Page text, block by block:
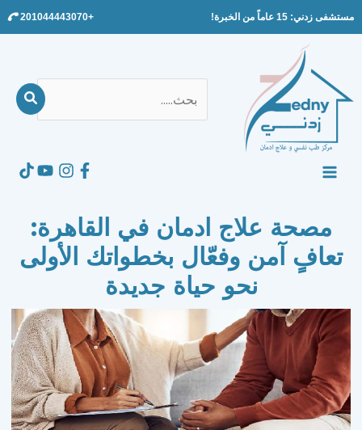
مستشفى زدني: 15 عاماً من الخبرة! +201044443070
MAIN
مصحة علاج ادمان في القاهرة:
تعافٍ آمن وفعّال بخطواتك الأولى
نحو حياة جديدة